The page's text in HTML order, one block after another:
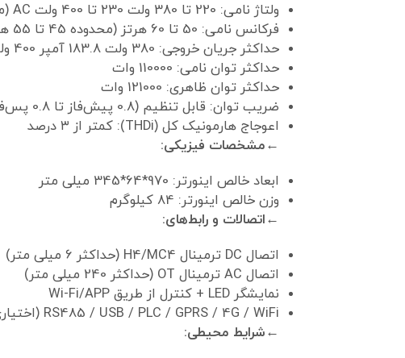
ولتاژ نامی: 220 تا 380 ولت 230 تا 400 ولت AC (محدوده 340 تا 440 ولت)
فرکانس نامی: 50 تا 60 هرتز (محدوده 45 تا 55 هرتز / 55 تا 65 هرتز)
حداکثر جریان خروجی: 380 ولت 183.8 آمپر 400 ولت 174.6 آمپر
حداکثر توان نامی: 110000 وات
حداکثر توان ظاهری: 121000 وات
ضریب توان: قابل تنظیم (0.8 پیش‌فاز تا 0.8 پس‌فاز)
اعوجاج هارمونیک کل (THDi): کمتر از ۳ درصد
←مشخصات فیزیکی:
ابعاد خالص اینورتر: 970*64*345 میلی متر
وزن خالص اینورتر: 84 کیلوگرم
←اتصالات و رابط‌های:
اتصال DC ترمینال H4/MC4 (حداکثر 6 میلی متر)
اتصال AC ترمینال OT (حداکثر 240 میلی متر)
نمایشگر LED + کنترل از طریق Wi-Fi/APP
RS485 / USB / PLC / GPRS / 4G / WiFi (اختیاری)
←شرایط محیطی: